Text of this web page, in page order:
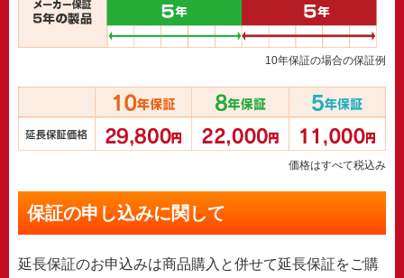
10年保証の場合の保証例
価格はすべて税込み
保証の申し込みに関して
延長保証のお申込みは商品購入と併せて延長保証をご購